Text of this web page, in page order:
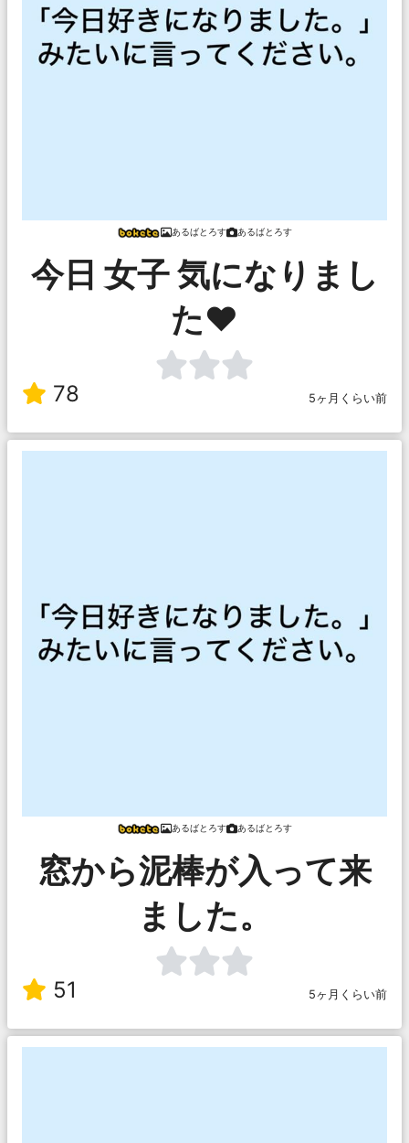
あるばとろす あるばとろす
今日 女子 気になりまし
た♥️
78 5ヶ月くらい前
あるばとろす あるばとろす
窓から泥棒が入って来
ました。
51 5ヶ月くらい前